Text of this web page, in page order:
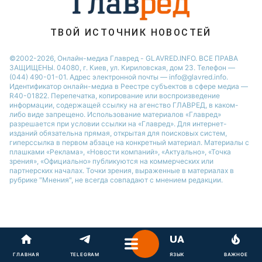
Новости Одессы
ТВОЙ ИСТОЧНИК НОВОСТЕЙ
©2002-2026, Онлайн-медиа Главред - GLAVRED.INFO. ВСЕ ПРАВА
ЗАЩИЩЕНЫ. 04080, г. Киев, ул. Кириловская, дом 23. Телефон —
(044) 490-01-01. Адрес электронной почты — info@glavred.info.
Идентификатор онлайн-медиа в Реестре cубъектов в сфере медиа —
R40-01822. Перепечатка, копирование или воспроизведение
информации, содержащей ссылку на агенство ГЛАВРЕД, в каком-
либо виде запрещено. Использование материалов «Главред»
разрешается при условии ссылки на «Главред». Для интернет-
изданий обязательна прямая, открытая для поисковых систем,
гиперссылка в первом абзаце на конкретный материал. Материалы с
плашками «Реклама», «Новости компаний», «Актуально», «Точка
зрения», «Официально» публикуются на коммерческих или
партнерских началах. Точки зрения, выраженные в материалах в
рубрике "Мнения", не всегда совпадают с мнением редакции.
ГЛАВНАЯ TELEGRAM ЯЗЫК ВАЖНОЕ